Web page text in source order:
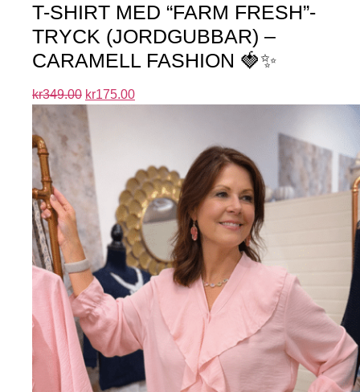
T-SHIRT MED “FARM FRESH”-
TRYCK (JORDGUBBAR) –
CARAMELL FASHION 🍓✨
kr349.00 kr175.00